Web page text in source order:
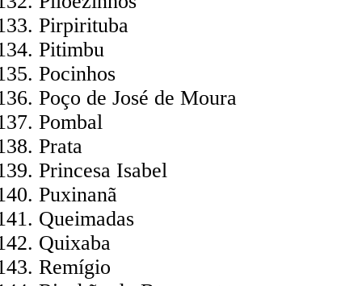
Pirpirituba
Pitimbu
Pocinhos
Poço de José de Moura
Pombal
Prata
Princesa Isabel
Puxinanã
Queimadas
Quixaba
Remígio